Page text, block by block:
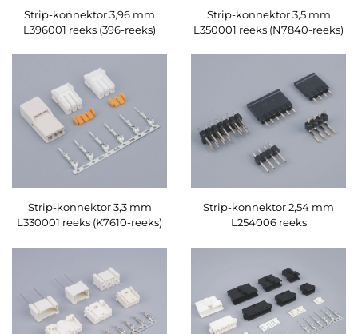
Strip-konnektor 3,96 mm
L396001 reeks (396-reeks)
Strip-konnektor 3,5 mm
L350001 reeks (N7840-reeks)
Strip-konnektor 3,3 mm
L330001 reeks (K7610-reeks)
Strip-konnektor 2,54 mm
L254006 reeks